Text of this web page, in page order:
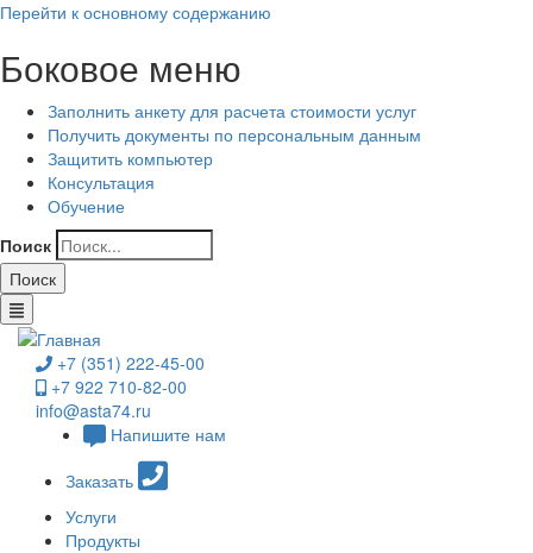
Перейти к основному содержанию
Боковое меню
Заполнить анкету для расчета стоимости услуг
Получить документы по персональным данным
Защитить компьютер
Консультация
Обучение
Поиск
+7 (351) 222-45-00
+7 922 710-82-00
info@asta74.ru
Напишите нам
Заказать
Услуги
Продукты